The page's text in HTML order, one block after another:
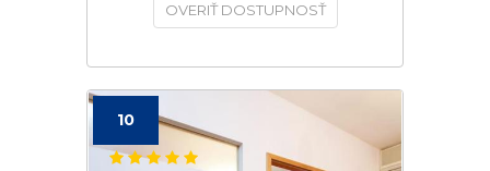
OVERIŤ DOSTUPNOSŤ
10